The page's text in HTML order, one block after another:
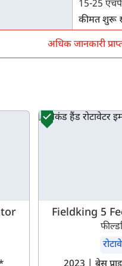
15-25
कीमत शुरू
अधिक जानकारी
Fieldking 5